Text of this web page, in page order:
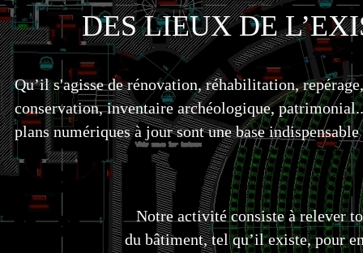
Qu’il s'agisse de rénovation, réhabilitation, repérage,
conservation, inventaire archéologique,
plans numériques à jour sont une base indispensable
Notre activité consiste à relever
du bâtiment, tel qu’il existe, pour
DES LIEUX DE